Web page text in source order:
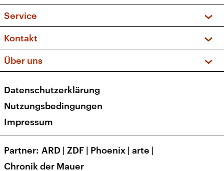
Sendungen und Podcasts
Musikliste
Kakadu – Das Kinderprogramm
Frequenzen (UKW + DAB+)
Service
FAQ
Apps
Newsletter
Veranstaltungen
Kontakt
Social Media
Über uns
Presse
Karriere
Transparenz
Datenschutzerklärung
Nutzungsbedingungen
Impressum
Partner ARD | ZDF | Phoenix | arte |
Chronik der Mauer